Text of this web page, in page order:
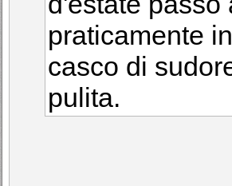
praticamente
casco di
pulita.